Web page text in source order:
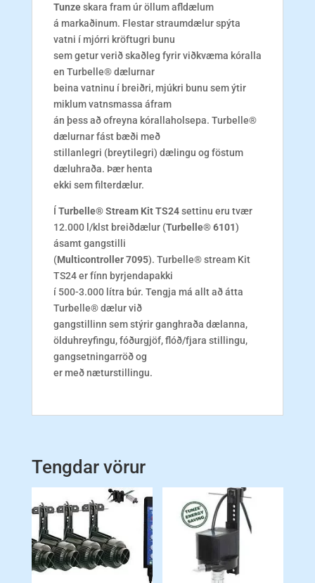
Tunzeskara fram úr öllum afldælum
á markaðinum. Flestar straumdælur spýta
vatni í mjórri kröftugri bunu
sem getur verið skaðleg fyrir viðkvæma kóralla
en Turbelle® dælurnar
beina vatninu í breiðri, mjúkri bunu sem ýtir
miklum vatnsmassa áfram
án þess að ofreyna kórallaholsepa. Turbelle®
dælurnar fást bæði með
stillanlegri (breytilegri) dælingu og föstum
dæluhraða. Þær henta
ekki sem filterdælur.
Í Turbelle® Stream Kit TS24settinu eru tvær
12.000 l/klst breiðdælur (Turbelle® 6101)
ásamt gangstilli
(Multicontroller 7095). Turbelle® stream Kit
TS24 er fínn byrjendapakki
í 500-3.000 lítra búr. Tengja má allt að átta
Turbelle® dælur við
gangstillinn sem stýrir ganghraða dælanna,
ölduhreyfingu, fóðurgjöf,flóð/fjara stillingu,
gangsetningarröð og
er með næturstillingu.
Tengdar vörur